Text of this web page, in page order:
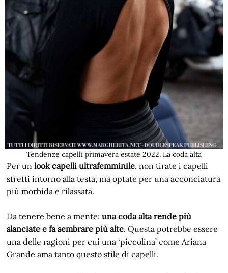
Tendenze capelli primavera estate 2022. La coda alta
Per unlook capelli ultrafemminile, non tirate i capelli
stretti intorno alla testa, ma optate per una acconciatura
più morbida e rilassata.
Da tenere bene a mente:una coda alta rende più
slanciate e fa sembrare più alte. Questa potrebbe essere
una delle ragioni per cui una ‘piccolina’ come Ariana
Grande ama tanto questo stile di capelli.